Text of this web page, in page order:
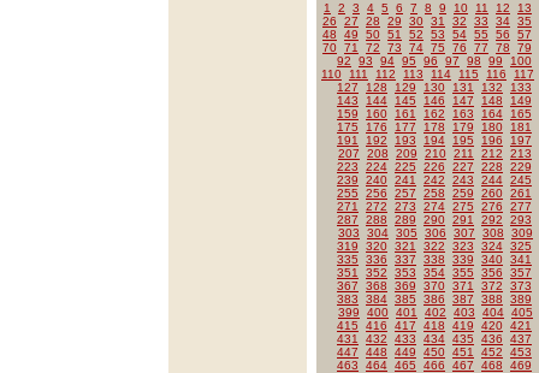
1 2 3 4 5 6 7 8 9 10 11 12
13
26
27 28 29 30 31 32 33 34 35
48
49 50 51 52 53 54 55 56
57
70 71 72 73 74 75 76 77 78
79
92
93 94 95 96 97 98 99
100
110
111 112 113 114 115 116
117
127
128 129 130 131 132
133
143
144 145 146 147 148
149
159
160 161 162 163 164
165
175
176 177 178 179 180
181
191
192 193 194 195 196
197
207
208 209 210 211 212
213
223
224 225 226 227 228
229
239
240 241 242 243 244 245
255
256 257 258 259 260 261
271
272 273 274 275 276
277
287
288 289 290 291 292
293
303
304 305 306 307 308
309
319
320 321 322 323 324 325
335
336 337 338 339 340 341
351
352 353 354 355 356
357
367
368 369 370 371 372
373
383
384 385 386 387 388
389
399
400 401 402 403 404 405
415
416 417 418 419 420 421
431
432 433 434 435 436
437
447
448 449 450 451 452
453
463
464 465 466 467 468 469